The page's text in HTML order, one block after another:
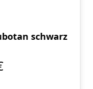
schwarz